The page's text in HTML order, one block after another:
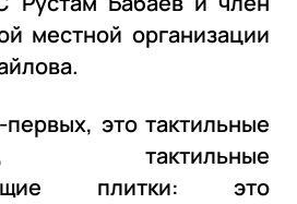
местной организации
это тактильные
тактильные
плитки: это